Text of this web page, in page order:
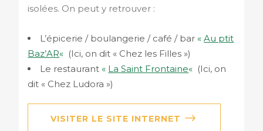
isolées. On peut y retrouver :
L’épicerie / boulangerie / café / bar «Au ptit
Baz’AR« (Ici, on dit « Chez les Filles »)
Le restaurant « La Saint Frontaine« (Ici, on
dit « Chez Ludora »)
VISITER LE SITE INTERNET